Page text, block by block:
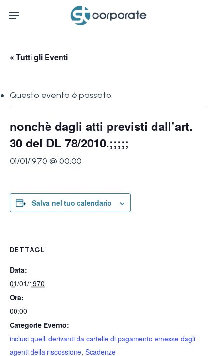
Menu
« Tutti gli Eventi
Questo evento è passato.
nonchè dagli atti previsti dall’art.
30 del DL 78/2010.;;;;;
01/01/1970 @ 00:00
Salva nel tuo calendario
DETTAGLI
Data:
01/01/1970
Ora:
00:00
Categorie Evento:
inclusi quelli derivanti da cartelle di pagamento emesse dagli
agenti della riscossione, Scadenze